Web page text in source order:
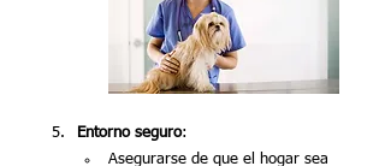
Entorno seguro:
Asegurarse de que el hogar sea